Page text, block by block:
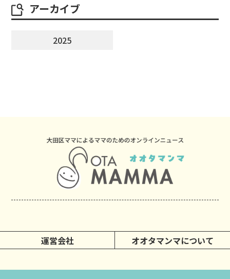
アーカイブ
2025
運営会社 オオタマンマについて